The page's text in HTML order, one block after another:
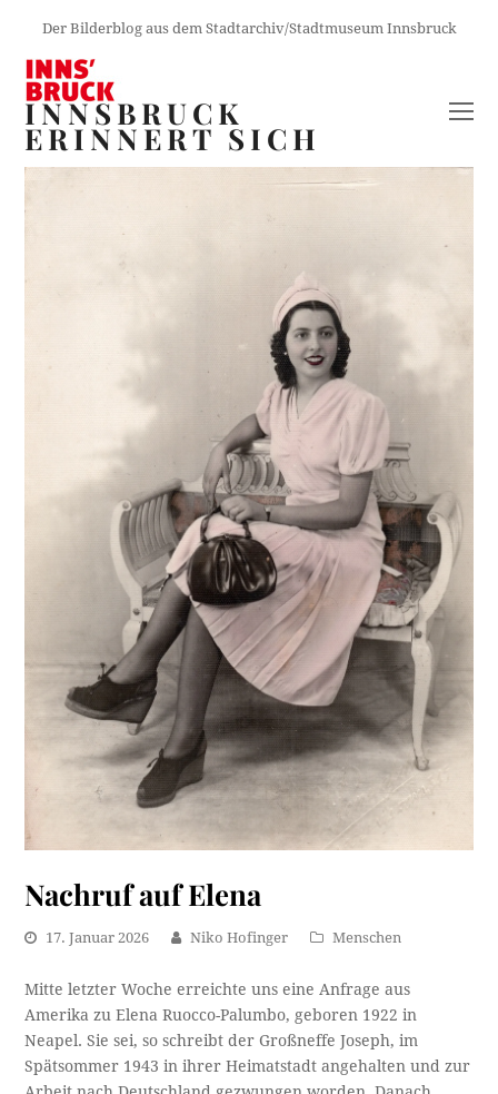
Der Bilderblog aus dem Stadtarchiv/Stadtmuseum Innsbruck
INNSBRUCK
ERINNERT SICH
Nachruf auf Elena
17. Januar 2026 Niko Hofinger Menschen
Mitte letzter Woche erreichte uns eine Anfrage aus
Amerika zu Elena Ruocco-Palumbo, geboren 1922 in
Neapel. Sie sei, so schreibt der Großneffe Joseph, im
Spätsommer 1943 in ihrer Heimatstadt angehalten und zur